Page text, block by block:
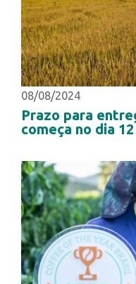
08/08/2024
Prazo para
começa no dia